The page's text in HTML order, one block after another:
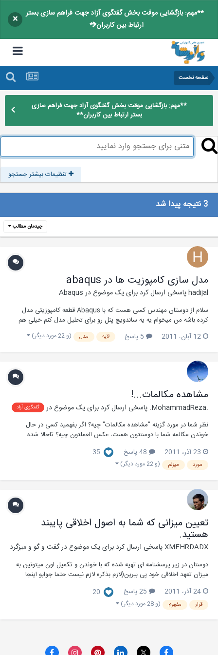
**مهم: بازگشایی موقت بخش گفتگوی آزاد جهت فراهم سازی بستر
ارتباط بین کاربران**
×
صفحه نخست
**مهم: بازگشایی موقت بخش گفتگوی آزاد جهت فراهم سازی
بستر ارتباط بین کاربران**
تنظیمات بیشتر جستجو
چیدمان مطالب
مدل سازی کامپوزیت ها در abaqus
hadijalپاسخی ارسال کرد برای یک موضوع درAbaqus
سلام از دوستان مهندس کسی هست که با Abaqus قطعه کامپوزیتی مدل
کرده باشه من میخوام یه یه ساندویچ پنل رو برای تحلیل مدل کنم خیلی هم
ضروریه اگه کسی بتونه کمکم کنه خیلی خیلی ممنون میشم
12 آبان، 2011 5 پاسخ لایه مدل (و 22 مورد دیگر)
مشاهده مکالمات...!
پاسخی ارسال کرد برای یک موضوع در گفتگوی آزاد
نظر شما در مورد گزینه "مشاهده مکالمات" چیه؟ اگر بفهمید کسی در حال
خوندن مکالمه شما با دوستتون هست، عکس العملتون چیه؟ تاحالا شده
داشته باشه باید پیام خصوصی بده؟ :flowerysmile:
23 آذر، 2011 48 پاسخ 35
مورد میزنم (و 22 مورد دیگر)
تعیین میزانی که شما به اصول اخلاقی پایبند
هستید.
XMEHRDADXپاسخی ارسال کرد برای یک موضوع درگفت و گو و میزگرد
دوستان در زیر پرسشنامه ای تهیه شده که با خوندن و تکمیل اون میتونین به
میزان تعهد اخلاقی خود پی ببرین(لازم بذکره لازم نیست حتما جوابو اینجا
است و با توجه به اینکه شما به هنگام استخدام این کارها را انجام دادهاید ،...
24 آذر، 2011 25 پاسخ 20
قرار مفهوم (و 28 مورد دیگر)